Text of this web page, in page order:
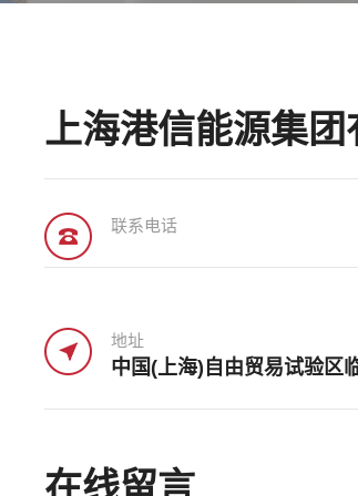
上海港信能源集团
联系电话
地址
中国(上海)自由贸易试验区
在线留言